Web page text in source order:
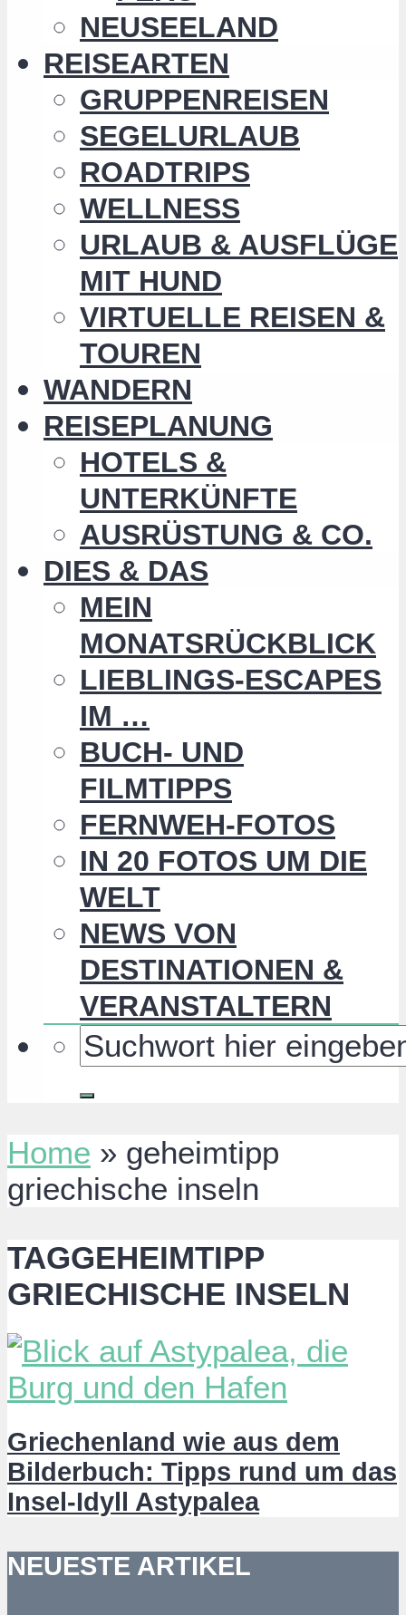
NEUSEELAND
REISEARTEN
GRUPPENREISEN
SEGELURLAUB
ROADTRIPS
WELLNESS
URLAUB & AUSFLÜGE
MIT HUND
VIRTUELLE REISEN &
TOUREN
WANDERN
REISEPLANUNG
HOTELS &
UNTERKÜNFTE
AUSRÜSTUNG & CO.
DIES & DAS
MEIN
MONATSRÜCKBLICK
LIEBLINGS-ESCAPES
IM …
BUCH- UND
FILMTIPPS
FERNWEH-FOTOS
IN 20 FOTOS UM DIE
WELT
NEWS VON
DESTINATIONEN &
VERANSTALTERN
Home » geheimtipp
griechische inseln
TAGGEHEIMTIPP
GRIECHISCHE INSELN
Griechenland wie aus dem
Bilderbuch: Tipps rund um das
Insel-Idyll Astypalea
NEUESTE ARTIKEL